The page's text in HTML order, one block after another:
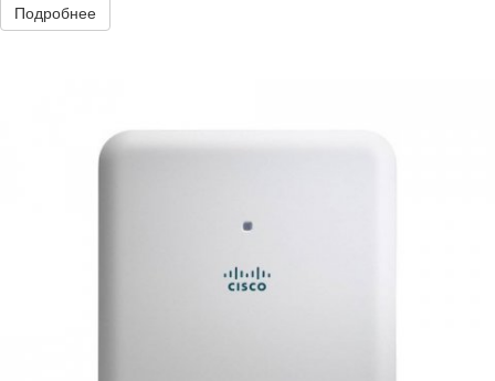
Подробнее